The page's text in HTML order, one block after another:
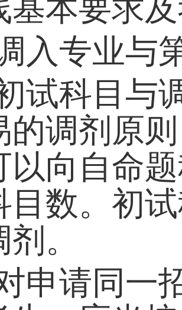
试成绩须
基本要求
入专业与
试科目与
的调剂原
以向自命
目数。初
剂。